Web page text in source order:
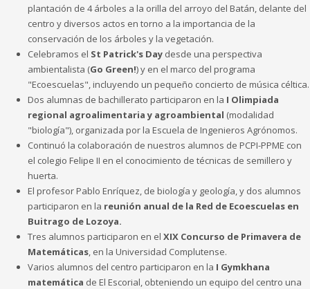
plantación de 4 árboles a la orilla del arroyo del Batán, delante del
centro y diversos actos en torno a la importancia de la
conservación de los árboles y la vegetación.
Celebramos el St Patrick's Day desde una perspectiva
ambientalista (Go Green!) y en el marco del programa
"Ecoescuelas", incluyendo un pequeño concierto de música céltica.
Dos alumnas de bachillerato participaron en la I Olimpiada
regional agroalimentaria y agroambiental (modalidad
"biología"), organizada por la Escuela de Ingenieros Agrónomos.
Continuó la colaboración de nuestros alumnos de PCPI-PPME con
el colegio Felipe II en el conocimiento de técnicas de semillero y
huerta.
El profesor Pablo Enríquez, de biología y geología, y dos alumnos
participaron en la reunión anual de la Red de Ecoescuelas en
Buitrago de Lozoya.
Tres alumnos participaron en el XIX Concurso de Primavera de
Matemáticas , en la Universidad Complutense.
Varios alumnos del centro participaron en la I Gymkhana
matemática de El Escorial, obteniendo un equipo del centro una